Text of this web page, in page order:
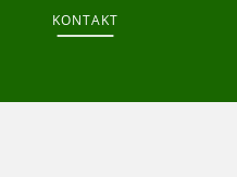
KONTAKT